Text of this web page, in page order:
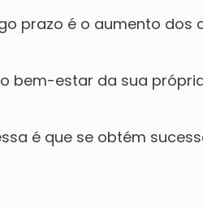
prazo é o aumento dos
bem-estar da sua
é que se obtém